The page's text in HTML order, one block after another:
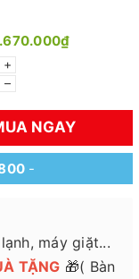
+
–
NGAY
-
máy giặt...
TẶNG 🎁( Bàn